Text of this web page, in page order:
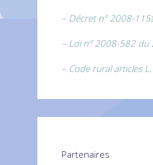
– Décret n° 2008-
– Loi n° 2008-582
– Code rural articles
Partenaires